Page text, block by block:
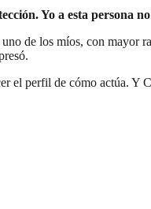
Yo a esta persona
de los míos, con mayor
el perfil de cómo actúa. Y